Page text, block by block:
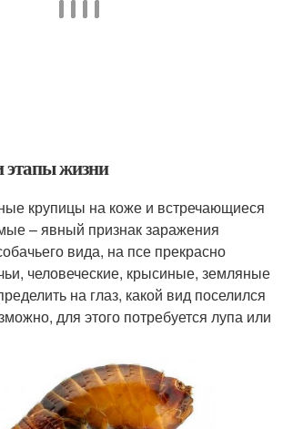
жизни
крупицы на коже и встречающиеся
– явный признак заражения
вида, на псе прекрасно
человеческие, крысиные, земляные
на глаз, какой вид поселился
для этого потребуется лупа или